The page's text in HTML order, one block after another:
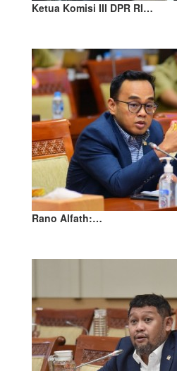
Ketua Komisi III DPR RI…
Rano Alfath:…